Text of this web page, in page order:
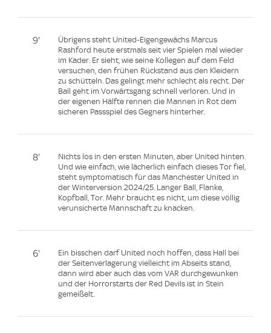
9'
Übrigens steht United-Eigengewächs Marcus
Rashford heute erstmals seit vier Spielen mal wieder
im Kader. Er sieht, wie seine Kollegen auf dem Feld
versuchen, den frühen Rückstand aus den Kleidern
zu schütteln. Das gelingt mehr schlecht als recht. Der
Ball geht im Vorwärtsgang schnell verloren. Und in
der eigenen Hälfte rennen die Mannen in Rot dem
sicheren Passspiel des Gegners hinterher.
8'
Nichts los in den ersten Minuten, aber United hinten.
Und wie einfach, wie lächerlich einfach dieses Tor fiel,
steht symptomatisch für das Manchester United in
der Winterversion 2024/25. Langer Ball, Flanke,
Kopfball, Tor. Mehr braucht es nicht, um diese völlig
verunsicherte Mannschaft zu knacken.
6'
Ein bisschen darf United noch hoffen, dass Hall bei
der Seitenverlagerung vielleicht im Abseits stand,
dann wird aber auch das vom VAR durchgewunken
und der Horrorstarts der Red Devils ist in Stein
gemeißelt.